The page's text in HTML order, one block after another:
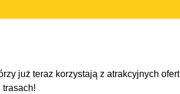
już teraz korzystają z atrakcyjnych ofert